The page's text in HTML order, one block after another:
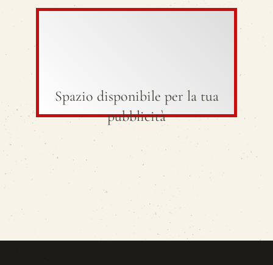
Spazio disponibile per la tua
pubblicità